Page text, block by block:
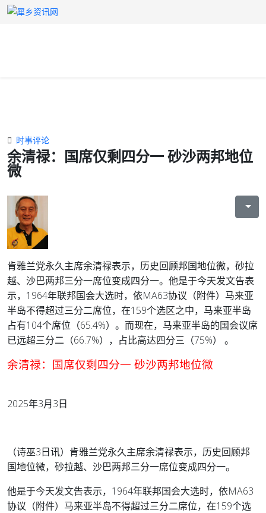
时事评论
余清禄：国席仅剩四分一 砂沙两邦地位
微
肯雅兰党永久主席余清禄表示，历史回顾邦国地位微，砂拉
越、沙巴两邦三分一席位变成四分一。他是于今天发文告表
示，1964年联邦国会大选时，依MA63协议（附件）马来亚
半岛不得超过三分二席位，在159个选区之中，马来亚半岛
占有104个席位（65.4%）。而现在，马来亚半岛的国会议席
已远超三分二（66.7%），占比高达四分三（75%） 。
余清禄：国席仅剩四分一 砂沙两邦地位微
2025年3月3日
（诗巫3日讯）肯雅兰党永久主席余清禄表示，历史回顾邦
国地位微，砂拉越、沙巴两邦三分一席位变成四分一。
他是于今天发文告表示，1964年联邦国会大选时，依MA63
协议（附件）马来亚半岛不得超过三分二席位，在159个选